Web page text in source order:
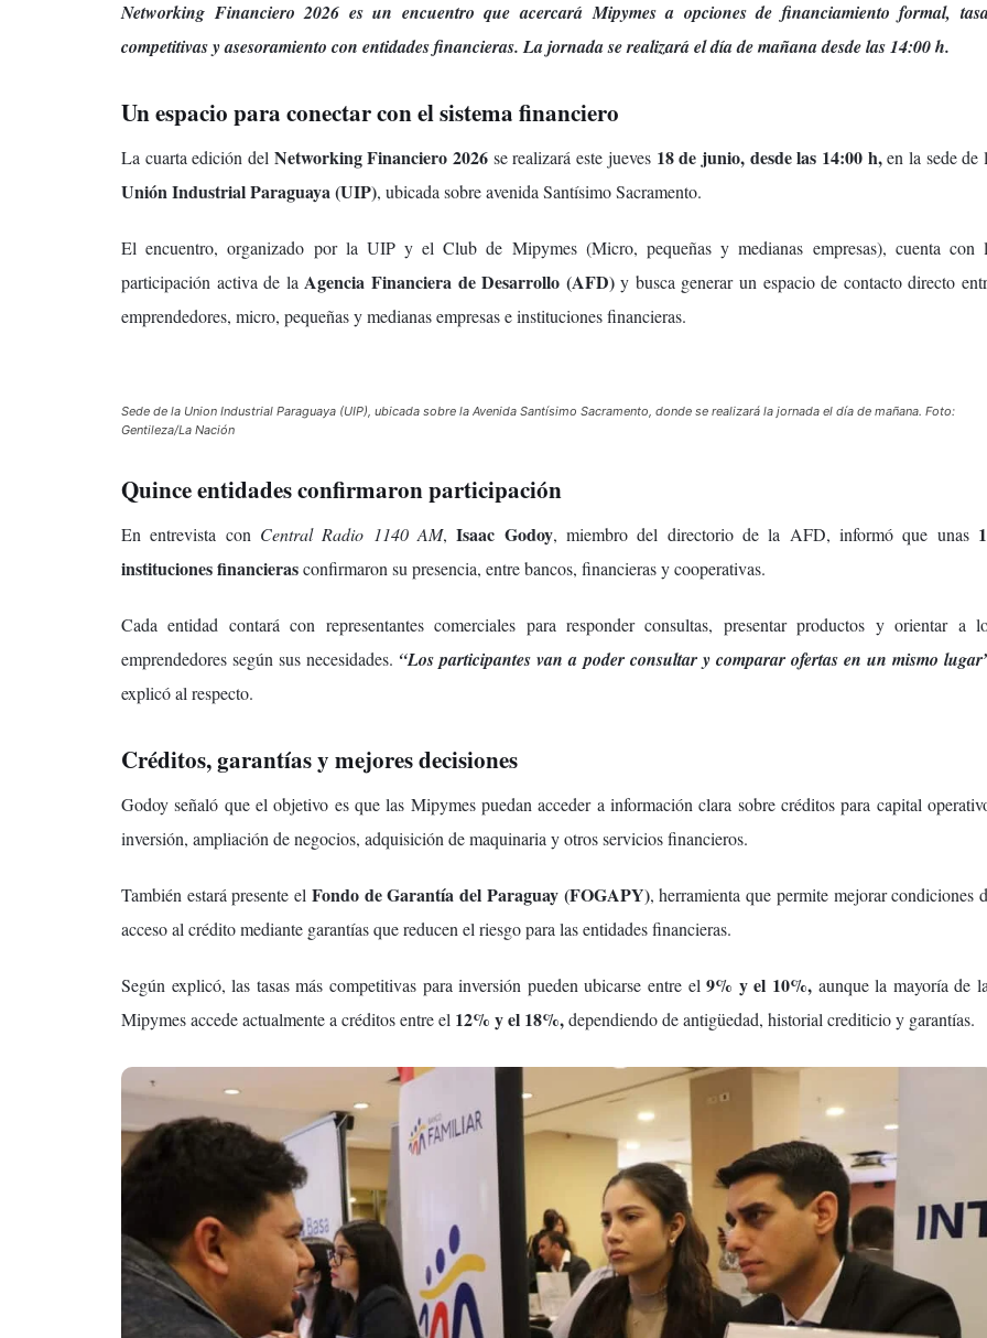
Networking Financiero 2026 es un encuentro que acercará Mipymes a opciones de financiamiento formal,
competitivas y asesoramiento con entidades financieras. La jornada se realizará el día de mañana desde las 14:00 h.
Un espacio para conectar con el sistema financiero
La cuarta edición del Networking Financiero 2026 se realizará este jueves 18 de junio, desde las 14:00 h,en la sede de
Unión Industrial Paraguaya (UIP), ubicada sobre avenida Santísimo Sacramento.
El encuentro, organizado por la UIP y el Club de Mipymes (Micro, pequeñas y medianas empresas), cuenta con
participación activa de la Agencia Financiera de Desarrollo (AFD)y busca generar un espacio de contacto directo
emprendedores, micro, pequeñas y medianas empresas e instituciones financieras.
Sede de la Union Industrial Paraguaya (UIP), ubicada sobre la Avenida Santísimo Sacramento, donde se realizará la jornada el día de mañana. Foto:
Gentileza/La Nación
Quince entidades confirmaron participación
En entrevista con Central Radio 1140 AM,Isaac Godoy, miembro del directorio de la AFD, informó que unas
instituciones financierasconfirmaron su presencia, entre bancos, financieras y cooperativas.
Cada entidad contará con representantes comerciales para responder consultas, presentar productos y orientar a
emprendedores según sus necesidades. “Los participantes van a poder consultar y comparar ofertas en un mismo
explicó al respecto.
Créditos, garantías y mejores decisiones
Godoy señaló que el objetivo es que las Mipymes puedan acceder a información clara sobre créditos para capital
inversión, ampliación de negocios, adquisición de maquinaria y otros servicios financieros.
También estará presente el Fondo de Garantía del Paraguay (FOGAPY), herramienta que permite mejorar condiciones
acceso al crédito mediante garantías que reducen el riesgo para las entidades financieras.
Según explicó, las tasas más competitivas para inversión pueden ubicarse entre el9% y el 10%, aunque la mayoría de
Mipymes accede actualmente a créditos entre el 12% y el 18%,dependiendo de antigüedad, historial crediticio y garantías.